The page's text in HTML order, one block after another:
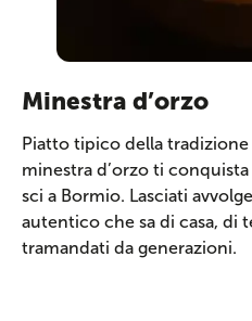
Minestra d’orzo
Piatto tipico della
minestra d’orzo ti
sci a Bormio. Lasciati
autentico che sa di casa, di
tramandati da generazioni.